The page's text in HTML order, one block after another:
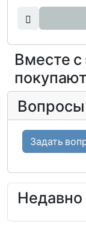
Вместе
покупают
Вопросы
Задать